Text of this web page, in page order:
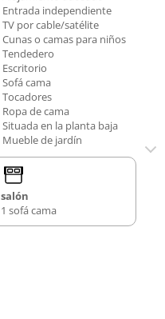
Entrada independiente
TV por cable/satélite
Cunas o camas para niños
Tendedero
Escritorio
Sofá cama
Tocadores
Ropa de cama
Situada en la planta baja
Mueble de jardín
salón
1 sofá cama